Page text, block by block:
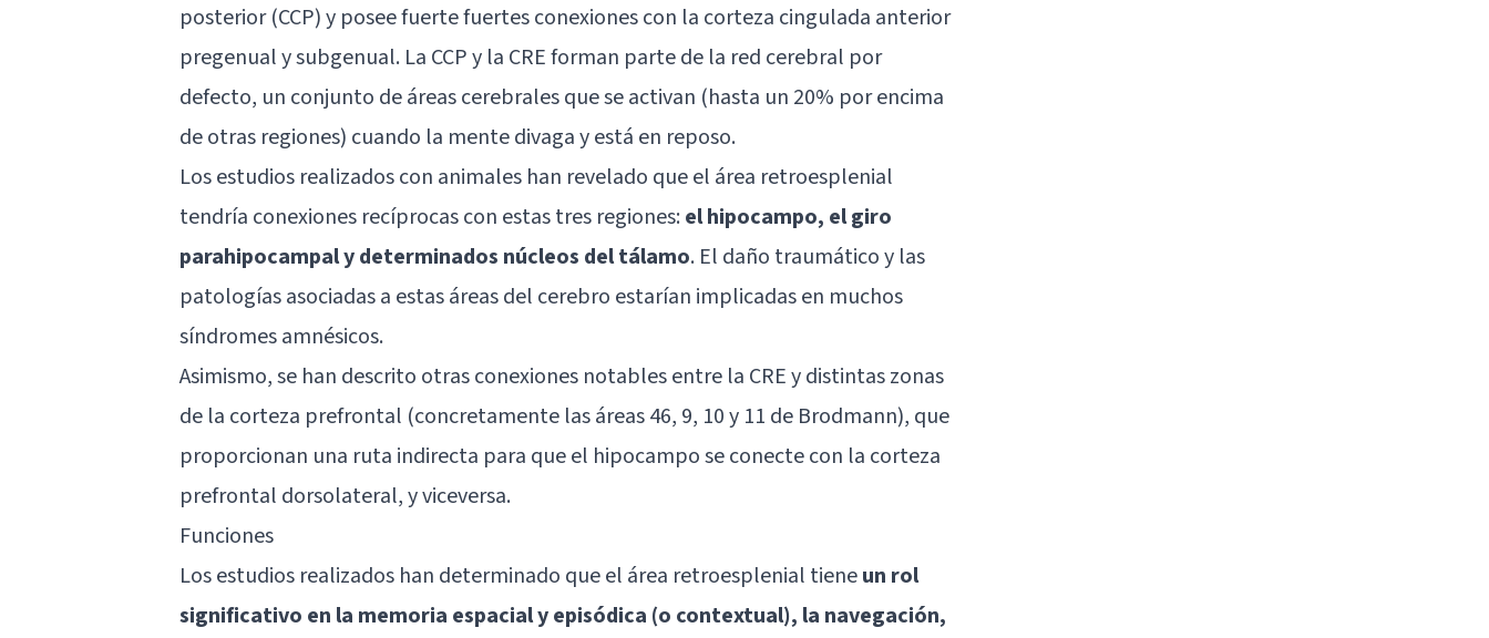
posterior (CCP) y posee fuerte fuertes conexiones con la corteza cingulada anterior
pregenual y subgenual. La CCP y la CRE forman parte de la red cerebral por
defecto, un conjunto de áreas cerebrales que se activan (hasta un 20% por encima
de otras regiones) cuando la mente divaga y está en reposo.
Los estudios realizados con animales han revelado que el área retroesplenial
tendría conexiones recíprocas con estas tres regiones:el hipocampo, el giro
parahipocampal y determinados núcleos del tálamo. El daño traumático y las
patologías asociadas a estas áreas del cerebro estarían implicadas en muchos
síndromes amnésicos.
Asimismo, se han descrito otras conexiones notables entre la CRE y distintas zonas
de la corteza prefrontal (concretamente las áreas 46, 9, 10 y 11 de Brodmann), que
proporcionan una ruta indirecta para que el hipocampo se conecte con la corteza
prefrontal dorsolateral, y viceversa.
Funciones
Los estudios realizados han determinado que el área retroesplenial tieneun rol
significativo en la memoria espacial y episódica (o contextual), la navegación,